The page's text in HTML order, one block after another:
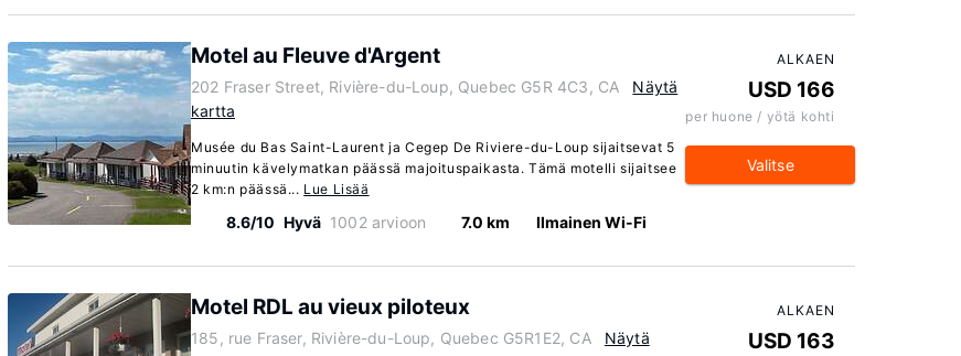
Motel au Fleuve d'Argent
202 Fraser Street, Rivière-du-Loup, Quebec G5R 4C3, CA
Näytä
kartta
Musée du Bas Saint-Laurent ja Cegep De Riviere-du-Loup sijaitsevat 5
minuutin kävelymatkan päässä majoituspaikasta. Tämä motelli sijaitsee
2 km:n päässä... Lue Lisää
8.6/10 Hyvä 1002 arvioon 7.0 km Ilmainen Wi-Fi
ALKAEN
USD 166
per huone / yötä kohti
Valitse
Motel RDL au vieux piloteux
185, rue Fraser, Rivière-du-Loup, Quebec G5R1E2, CA
Näytä
ALKAEN
USD 163